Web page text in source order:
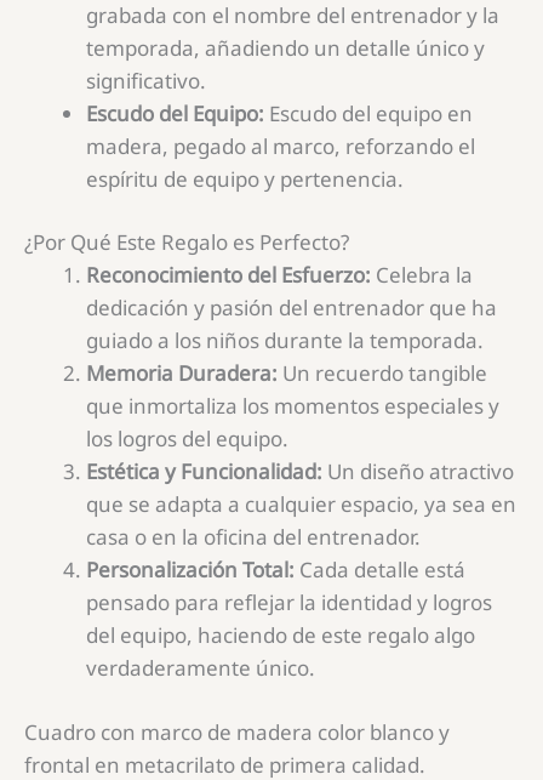
grabada con el nombre del entrenador y la
temporada, añadiendo un detalle único y
significativo.
Escudo del Equipo: Escudo del equipo en
madera, pegado al marco, reforzando el
espíritu de equipo y pertenencia.
¿Por Qué Este Regalo es Perfecto?
Reconocimiento del Esfuerzo: Celebra la
dedicación y pasión del entrenador que ha
guiado a los niños durante la temporada.
Memoria Duradera: Un recuerdo tangible
que inmortaliza los momentos especiales y
los logros del equipo.
Estética y Funcionalidad: Un diseño atractivo
que se adapta a cualquier espacio, ya sea en
casa o en la oficina del entrenador.
Personalización Total: Cada detalle está
pensado para reflejar la identidad y logros
del equipo, haciendo de este regalo algo
verdaderamente único.
Cuadro con marco de madera color blanco y
frontal en metacrilato de primera calidad.